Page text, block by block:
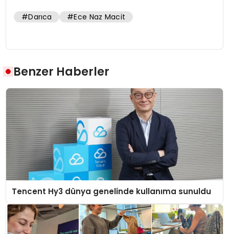
#Darıca #Ece Naz Macit
Benzer Haberler
Tencent Hy3 dünya genelinde kullanıma sunuldu